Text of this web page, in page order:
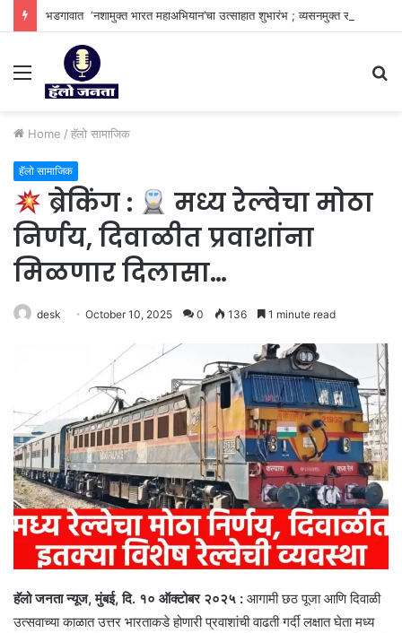
Menu
Home / हॅलो सामाजिक
हॅलो सामाजिक
ब्रेकिंग :
मध्य रेल्वेचा मोठा
निर्णय, दिवाळीत प्रवाशांना
मिळणार दिलासा…
desk October 10, 2025 0 136 1 minute read
हॅलो जनता न्यूज, मुंबई, दि. १० ऑक्टोबर २०२५ : आगामी छठ पूजा आणि दिवाळी
उत्सवाच्या काळात उत्तर भारताकडे होणारी प्रवाशांची वाढती गर्दी लक्षात घेता मध्य